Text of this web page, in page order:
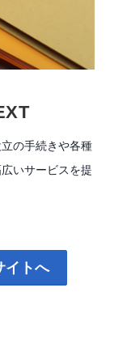
の手続きや各種
いサービスを提
イトへ